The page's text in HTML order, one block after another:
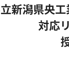
新潟県央
対応